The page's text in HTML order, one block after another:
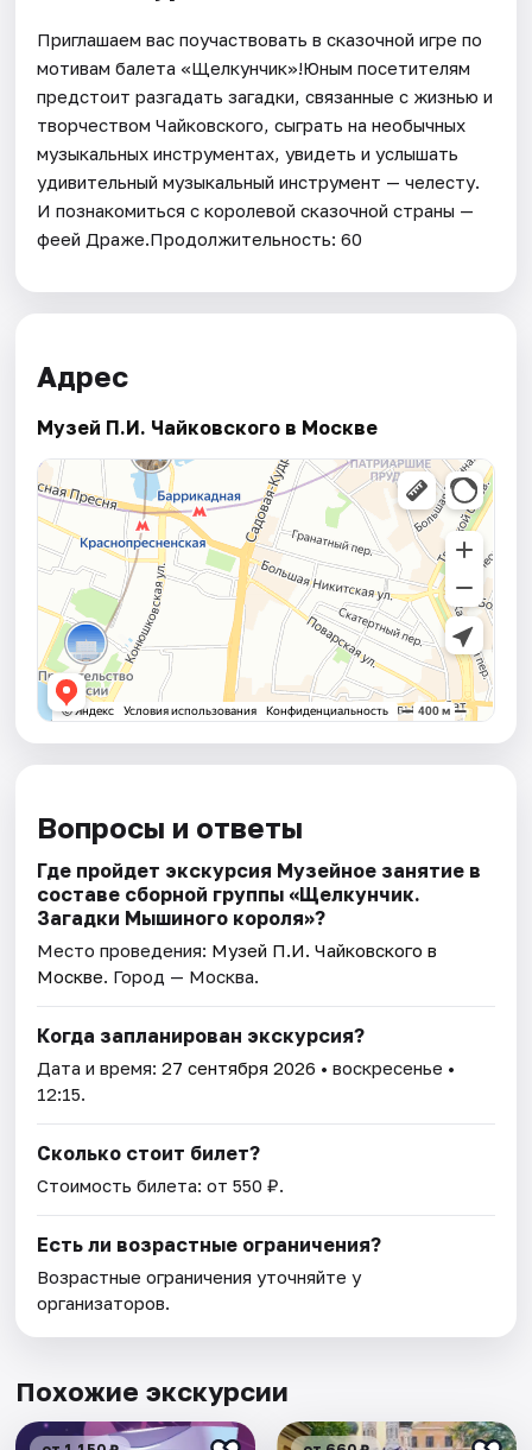
Приглашаем вас поучаствовать в сказочной игре по
мотивам балета «Щелкунчик»!Юным посетителям
предстоит разгадать загадки, связанные с жизнью и
творчеством Чайковского, сыграть на необычных
музыкальных инструментах, увидеть и услышать
удивительный музыкальный инструмент — челесту.
И познакомиться с королевой сказочной страны —
феей Драже.Продолжительность: 60
Адрес
Музей П.И. Чайковского в Москве
Вопросы и ответы
Где пройдет экскурсия Музейное занятие в
составе сборной группы «Щелкунчик.
Загадки Мышиного кoроля»?
Место проведения: Музей П.И. Чайковского в
Москве. Город — Москва.
Когда запланирован экскурсия?
Дата и время:27 сентября 2026 • воскресенье •
12:15.
Сколько стоит билет?
Стоимость билета: от 550 ₽.
Есть ли возрастные ограничения?
Возрастные ограничения уточняйте у
организаторов.
Похожие экскурсии